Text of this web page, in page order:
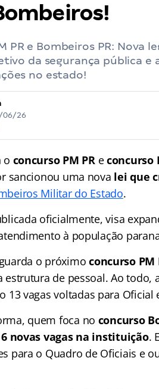
PR e Bombeiros PR: Nova
da segurança pública
no estado!
06/26
o concurso PM PReconcurso
sancionou uma nova lei que
Militar do Estado.
oficialmente, visa
à população
o próximoconcurso PM
estrutura de pessoal. Ao todo,
13 vagas voltadas para Oficial
quem foca no concurso
novas vagas na instituição.
para o Quadro de Oficiais e